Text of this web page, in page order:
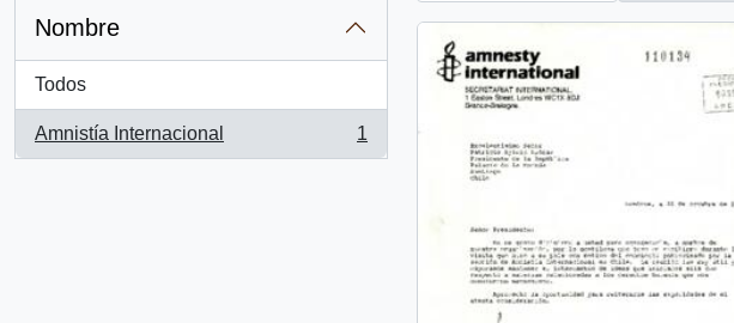
Nombre
Todos
Amnistía Internacional
, 1 resultados
1